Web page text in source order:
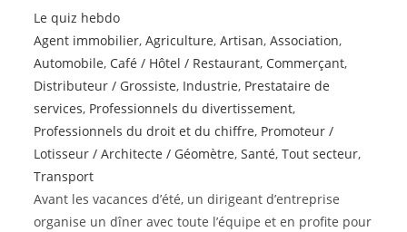
Le quiz hebdo
Agent immobilier,Agriculture,Artisan,Association,
Automobile, Café / Hôtel / Restaurant, Commerçant,
Distributeur / Grossiste, Industrie, Prestataire de
services, Professionnels du divertissement,
Professionnels du droit et du chiffre, Promoteur /
Lotisseur / Architecte / Géomètre,Santé,Tout secteur,
Transport
Avant les vacances d’été, un dirigeant d’entreprise
organise un dîner avec toute l’équipe et en profite pour